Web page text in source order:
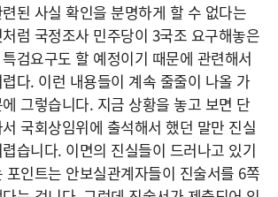
된 사실 확인을 분명하게 할 수 없다는
럼 국정조사 민주당이 3국조 요구해놓은
검요구도 할 예정이기 때문에 관련해서
다. 이런 내용들이 계속 줄줄이 나올 가
그렇습니다. 지금 상황을 놓고 보면 단
국회상임위에 출석해서 했던 말만 진실
습니다. 이면의 진실들이 드러나고 있기
포인트는 안보실관계자들이 진술서를 6쪽